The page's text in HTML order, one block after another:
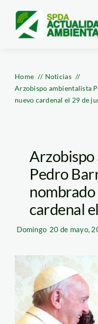
content
Home
Noticias
Arzobispo ambientalista
nuevo cardenal el 29 de
Pedro
cardenal
Domingo 20 de mayo,